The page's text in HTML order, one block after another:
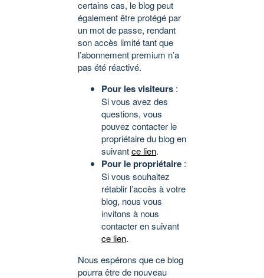
certains cas, le blog peut
également être protégé par
un mot de passe, rendant
son accès limité tant que
l’abonnement premium n’a
pas été réactivé.
Pour les visiteurs :
Si vous avez des
questions, vous
pouvez contacter le
propriétaire du blog en
suivantce lien.
Pour le propriétaire :
Si vous souhaitez
rétablir l’accès à votre
blog, nous vous
invitons à nous
contacter en suivant
ce lien.
Nous espérons que ce blog
pourra être de nouveau